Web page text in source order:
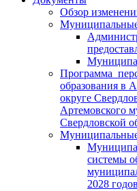
Обзор
Программа
образования в
округе
Артемовского
Свердловской
системы
2028